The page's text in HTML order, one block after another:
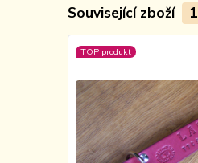
Související zboží 1
TOP produkt